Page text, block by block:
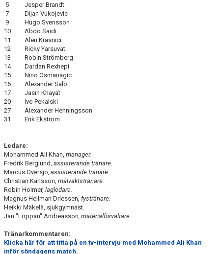
5
Jesper Brandt
7
Dijan Vukojevic
9
Hugo Svensson
10
Abdo Saidi
11
Alen Krasnici
12
Ricky Yarsuvat
13
Robin Strömberg
14
Dardan Rexhepi
15
Nino Osmanagic
16
Alexander Salo
17
Jasin Khayat
20
Ivo Pekalski
27
Alexander Henningsson
31
Erik Ekström
Ledare:
Mohammed Ali Khan, manager.
Fredrik Berglund, assisterande tränare.
Marcus Översjö , assisterande tränare
Christian Karlsson, målvaktstränare.
Robin Holmer, lagledare.
Magnus Hellman Driessen, fystränare.
Heikki Mäkelä, sjukgymnast.
Jan "Loppan" Andreasson , materialförvaltare
Tränarkommentaren:
Klicka här för att titta på en tv-intervju med Mohammed Ali Khan
inför söndagens match.